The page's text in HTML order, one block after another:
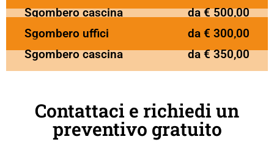
Sgombero cascina
da € 500,00
Sgombero uffici
da € 300,00
Sgombero cascina
da € 350,00
Contattaci e richiedi un
preventivo gratuito